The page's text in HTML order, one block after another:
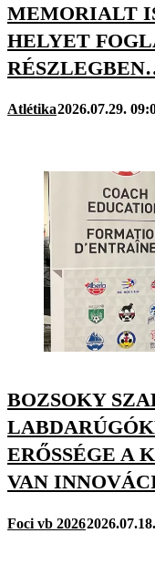
MEMORIALT
HELYET
Atlétika2026.07.29.
BOZSOKY
ERŐSSÉGE A
VAN
Foci vb 2026